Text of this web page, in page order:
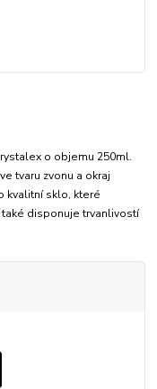
o objemu 250ml.
tvaru zvonu a okraj
kvalitní sklo, které
disponuje trvanlivostí